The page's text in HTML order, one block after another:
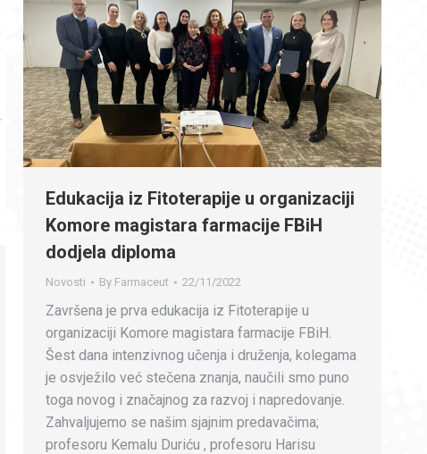
Edukacija iz Fitoterapije u organizaciji
Komore magistara farmacije FBiH
dodjela diploma
Novosti By Farmaceut 22/11/2022
Završena je prva edukacija iz Fitoterapije u
organizaciji Komore magistara farmacije FBiH.
Šest dana intenzivnog učenja i druženja, kolegama
je osvježilo već stečena znanja, naučili smo puno
toga novog i značajnog za razvoj i napredovanje.
Zahvaljujemo se našim sjajnim predavačima;
profesoru Kemalu Duriću , profesoru Harisu